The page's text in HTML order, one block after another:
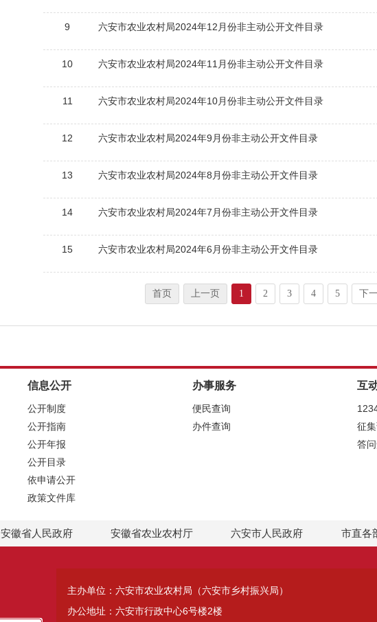
9 六安市农业农村局2024年12月份非主动公开文件目录
10 六安市农业农村局2024年11月份非主动公开文件目录
11 六安市农业农村局2024年10月份非主动公开文件目录
12 六安市农业农村局2024年9月份非主动公开文件目录
13 六安市农业农村局2024年8月份非主动公开文件目录
14 六安市农业农村局2024年7月份非主动公开文件目录
15 六安市农业农村局2024年6月份非主动公开文件目录
首页 上一页 1 2 3 4 5 下
信息公开
公开制度
公开指南
公开年报
公开目录
依申请公开
政策文件库
办事服务
便民查询
办件查询
互
征
答
安徽省人民政府 安徽省农业农村厅 六安市人民政府 市直各
主办单位：六安市农业农村局（六安市乡村振兴局）
办公地址：六安市行政中心6号楼2楼